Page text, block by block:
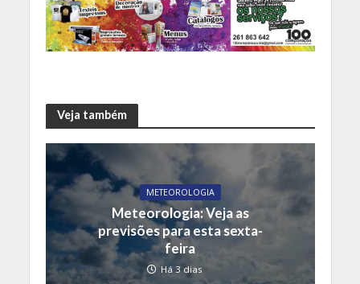
Veja também
METEOROLOGIA
Meteorologia: Veja as
previsões para esta sexta-
feira
Há 3 dias